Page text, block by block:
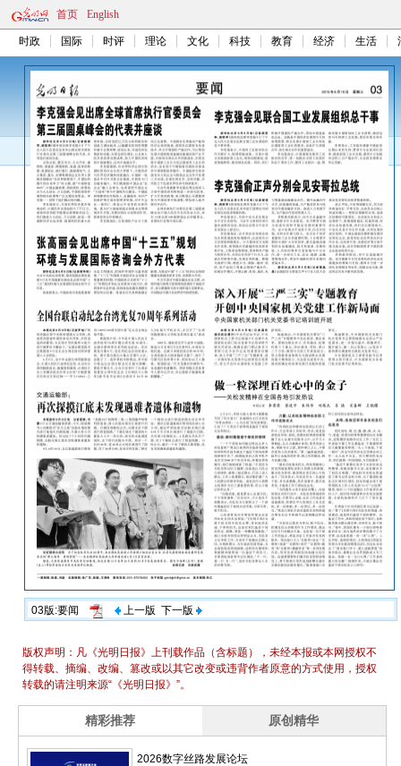
首页 English
时政 国际 时评 理论 文化 科技 教育 经济 生活
03版:要闻 上一版 下一版